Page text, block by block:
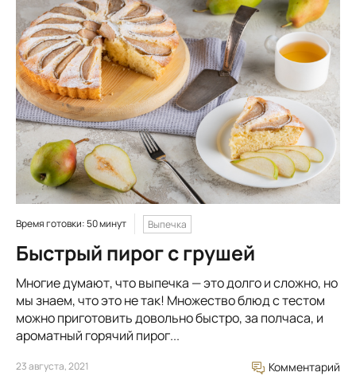
Время готовки: 50 минут Выпечка
Быстрый пирог с грушей
Многие думают, что выпечка — это долго и сложно, но
мы знаем, что это не так! Множество блюд с тестом
можно приготовить довольно быстро, за полчаса, и
ароматный горячий пирог...
23 августа, 2021 Комментарий